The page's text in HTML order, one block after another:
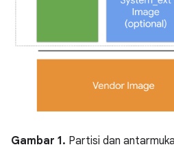
Gambar 1. Partisi dan